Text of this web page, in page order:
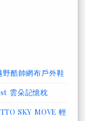
酷帥網布戶外鞋
雲朵記憶枕
SKY MOVE 輕